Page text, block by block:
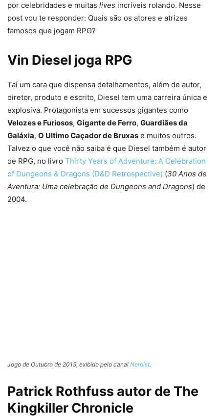
por celebridades e muitas lives incríveis rolando. Nesse
post vou te responder: Quais são os atores e atrizes
famosos que jogam RPG?
Vin Diesel joga RPG
Taí um cara que dispensa detalhamentos, além de autor,
diretor, produto e escrito, Diesel tem uma carreira única e
explosiva. Protagonista em sucessos gigantes como
Velozes e Furiosos, Gigante de Ferro, Guardiães da
Galáxia, O Ultimo Caçador de Bruxas e muitos outros.
Talvez o que você não saiba é que Diesel também é autor
de RPG, no livro Thirty Years of Adventure: A Celebration
of Dungeons & Dragons (D&D Retrospective) (30 Anos de
Aventura: Uma celebração de Dungeons and Dragons) de
2004.
Jogo de Outubro de 2015, exibido pelo canal Nerdist.
Patrick Rothfuss autor de The
Kingkiller Chronicle